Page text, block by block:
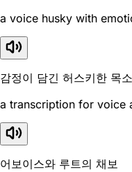
a voice husky with
감정이 담긴 허스키한 목
a transcription for voice
어보이스와 루트의 채보